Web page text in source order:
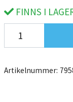
FINNS I
Artikelnummer: